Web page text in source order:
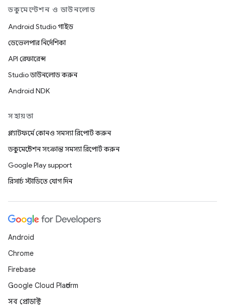
ডকুমেন্টেশন ও ডাউনলোড
Android Studio গাইড
ডেভেলপার নির্দেশিকা
API রেফারেন্স
Studio ডাউনলোড করুন
Android NDK
সহায়তা
প্ল্যাটফর্মে কোনও সমস্যা রিপোর্ট করুন
ডকুমেন্টেশন সংক্রান্ত সমস্যা রিপোর্ট করুন
Google Play support
রিসার্চ স্টাডিতে যোগ দিন
Android
Chrome
Firebase
Google Cloud Platform
সব প্রোডাক্ট